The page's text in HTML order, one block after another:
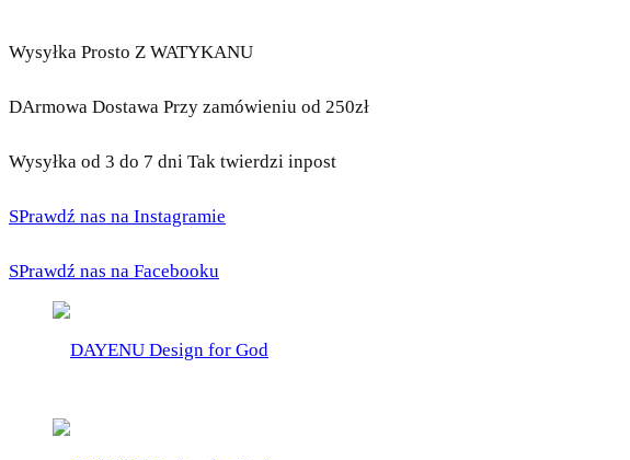
Wysyłka Prosto Z WATYKANU
DArmowa Dostawa Przy zamówieniu od 250zł
Wysyłka od 3 do 7 dni Tak twierdzi inpost
SPrawdź nas na Instagramie
SPrawdź nas na Facebooku